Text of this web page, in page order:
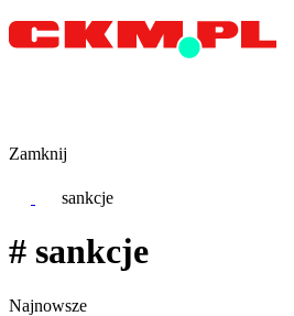
Zamknij
sankcje
# sankcje
Najnowsze